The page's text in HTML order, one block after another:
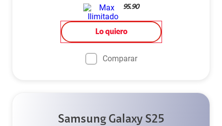
95.90
Lo quiero
Comparar
Samsung Galaxy S25